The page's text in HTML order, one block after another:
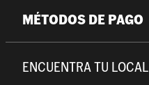
MÉTODOS DE PAGO
ENCUENTRA TU LOCAL